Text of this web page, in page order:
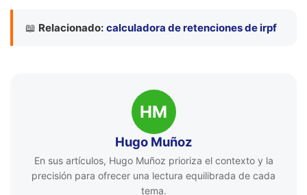
📖 Relacionado: calculadora de retenciones de irpf
HM
Hugo Muñoz
En sus artículos, Hugo Muñoz prioriza el contexto y la
precisión para ofrecer una lectura equilibrada de cada
tema.